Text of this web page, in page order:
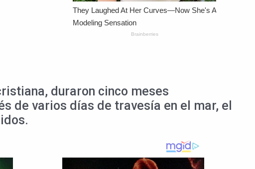
duraron cinco meses
de varios días de travesía en el mar, el